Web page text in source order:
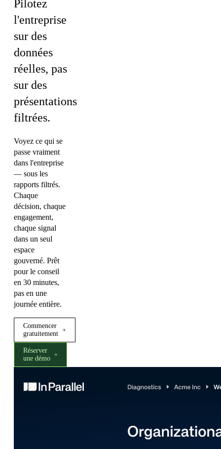
Pilotez
l'entreprise
sur des
données
réelles, pas
sur des
présentations
filtrées.
Voyez ce qui se
passe vraiment
dans l'entreprise
— sous les
rapports filtrés.
Chaque
décision, chaque
engagement,
chaque signal
dans un seul
espace
gouverné. Prêt
pour le conseil
en 30 minutes,
pas en une
journée entière.
Commencer
gratuitement
Réserver
une démo